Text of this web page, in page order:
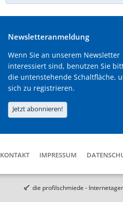
Newsletteranmeldung
Wenn Sie an unserem Newsletter
interessiert sind, benutzen Sie
die untenstehende Schaltfläche,
sich zu registrieren.
Jetzt abonnieren!
KONTAKT IMPRESSUM
die profilschmiede -